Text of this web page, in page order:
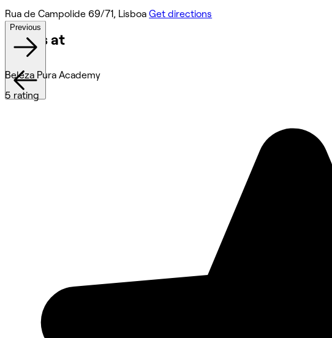
Rua de Campolide 69/71, Lisboa Get directions
Works at
Previous
Beleza Pura Academy
5 rating